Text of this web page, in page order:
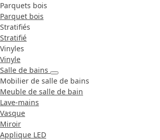
Parquets bois
Parquet bois
Stratifiés
Stratifié
Vinyles
Vinyle
Salle de bains
Mobilier de salle de bains
Meuble de salle de bain
Lave-mains
Vasque
Miroir
Applique LED